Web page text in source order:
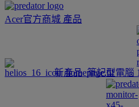
Acer官方商城 產品
新產品 筆記型電腦